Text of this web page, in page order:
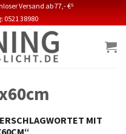
Versand ab 77,- €⁵
38980
MIT